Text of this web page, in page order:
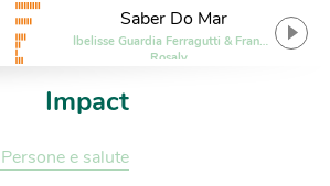
Saber Do Mar
Ibelisse Guardia Ferragutti & Frank
Rosaly
Impact
Persone e salute